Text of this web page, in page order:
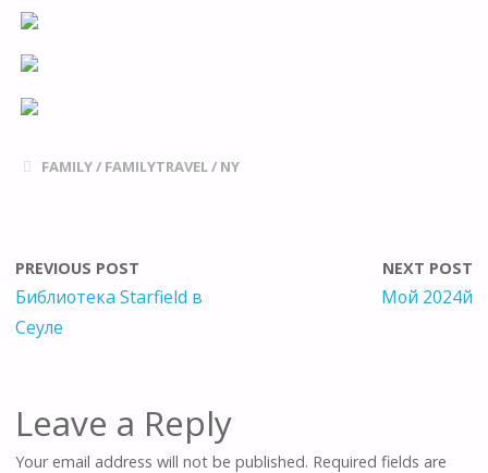
FAMILY/ FAMILYTRAVEL/ NY
PREVIOUS POST
Библиотека Starfield в
Сеуле
NEXT POST
Мой 2024й
Leave a Reply
Your email address will not be published. Required fields are